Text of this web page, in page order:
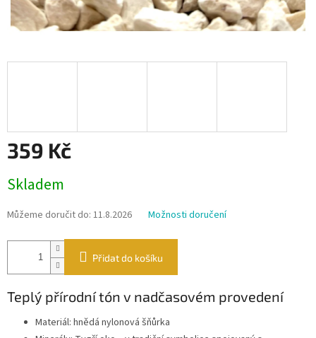
359 Kč
cena:
Skladem
Můžeme doručit do: 11.8.2026 Možnosti doručení
Přidat do košíku
Teplý přírodní tón v nadčasovém provedení
Materiál: hnědá nylonová šňůrka